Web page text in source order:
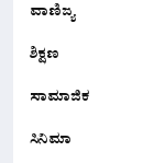
ವಾಣಿಜ್ಯ
ಶಿಕ್ಷಣ
ಸಾಮಾಜಿಕ
ಸಿನಿಮಾ